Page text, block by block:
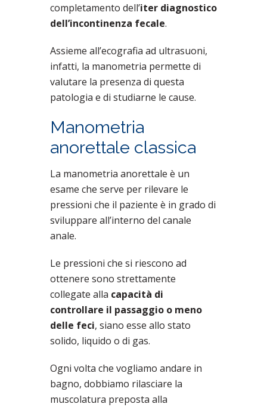
completamento dell’iter diagnostico
dell’incontinenza fecale.
Assieme all’ecografia ad ultrasuoni,
infatti, la manometria permette di
valutare la presenza di questa
patologia e di studiarne le cause.
Manometria
anorettale classica
La manometria anorettale è un
esame che serve per rilevare le
pressioni che il paziente è in grado di
sviluppare all’interno del canale
anale.
Le pressioni che si riescono ad
ottenere sono strettamente
collegate alla capacità di
controllare il passaggio o meno
delle feci, siano esse allo stato
solido, liquido o di gas.
Ogni volta che vogliamo andare in
bagno, dobbiamo rilasciare la
muscolatura preposta alla